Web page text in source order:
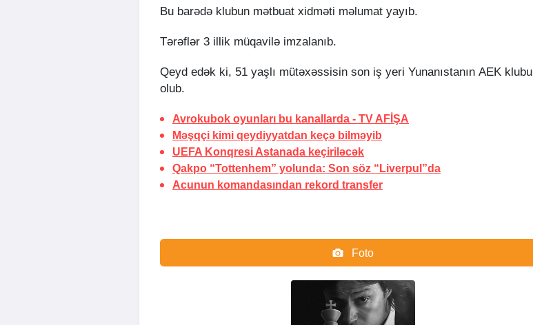
Bu barədə klubun mətbuat xidməti məlumat yayıb.
Tərəflər 3 illik müqavilə imzalanıb.
Qeyd edək ki, 51 yaşlı mütəxəssisin son iş yeri Yunanıstanın AEK klubu
olub.
Avrokubok oyunları bu kanallarda - TV AFİŞA
Məşqçi kimi qeydiyyatdan keçə bilməyib
UEFA Konqresi Astanada keçiriləcək
Qakpo “Tottenhem” yolunda: Son söz “Liverpul”da
Acunun komandasından rekord transfer
Foto
Video